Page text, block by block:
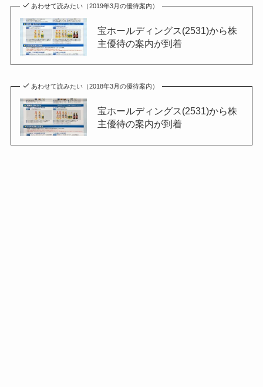
あわせて読みたい（2019年3月の優待案内）
宝ホールディングス(2531)から株
主優待の案内が到着
あわせて読みたい（2018年3月の優待案内）
宝ホールディングス(2531)から株
主優待の案内が到着